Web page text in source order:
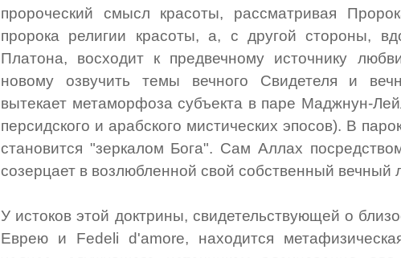
пророческий смысл красоты, рассматривая
пророка религии красоты, а, с другой стороны,
Платона, восходит к предвечному источнику
новому озвучить темы вечного Свидетеля и
вытекает метаморфоза субъекта в паре Маджнун-
персидского и арабского мистических эпосов). В
становится "зеркалом Бога". Сам Аллах
созерцает в возлюбленной свой собственный вечный
У истоков этой доктрины, свидетельствующей о
Еврею и Fedeli d'amore, находится